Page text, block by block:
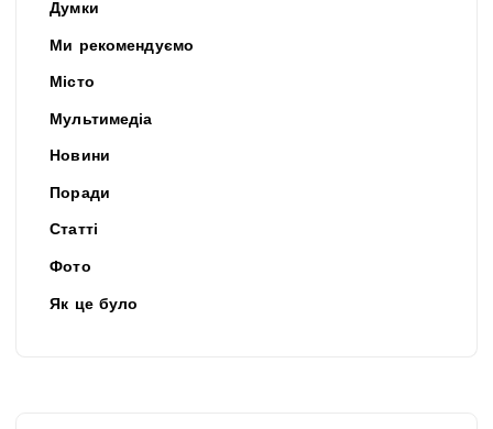
Думки
Ми рекомендуємо
Місто
Мультимедіа
Новини
Поради
Статті
Фото
Як це було